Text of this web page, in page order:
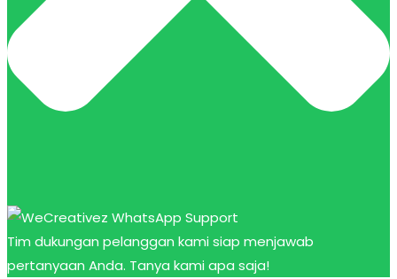
Tim dukungan pelanggan kami siap menjawab
pertanyaan Anda. Tanya kami apa saja!